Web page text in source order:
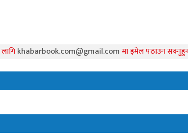
khabarbook.com@gmail.comमा इमेल पठाउन